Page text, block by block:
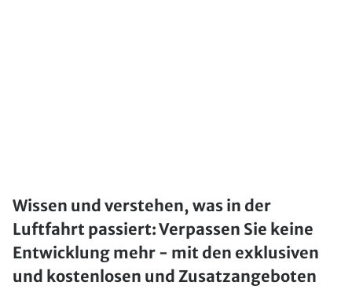
Wissen und verstehen, was in der
Luftfahrt passiert: Verpassen Sie keine
Entwicklung mehr - mit den exklusiven
und kostenlosen und Zusatzangeboten